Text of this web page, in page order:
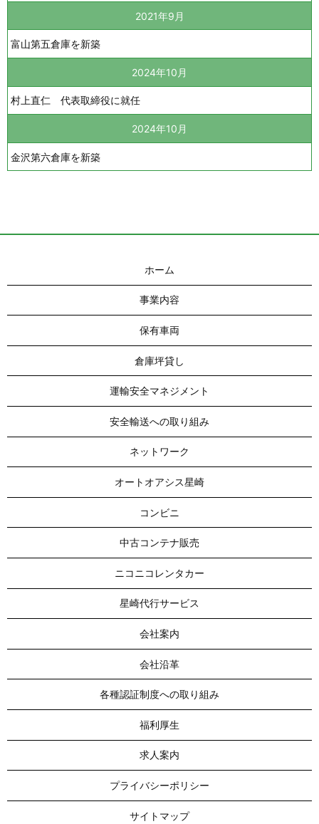
2021年9月
富山第五倉庫を新築
2024年10月
村上直仁 代表取締役に就任
2024年10月
金沢第六倉庫を新築
ホーム
事業内容
保有車両
倉庫坪貸し
運輸安全マネジメント
安全輸送への取り組み
ネットワーク
オートオアシス星崎
コンビニ
中古コンテナ販売
ニコニコレンタカー
星崎代行サービス
会社案内
会社沿革
各種認証制度への取り組み
福利厚生
求人案内
プライバシーポリシー
サイトマップ